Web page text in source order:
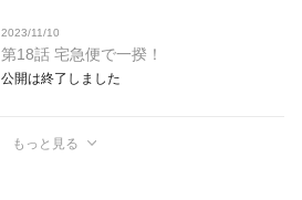
2023/11/10
第18話 宅急便で一揆！
公開は終了しました
もっと見る